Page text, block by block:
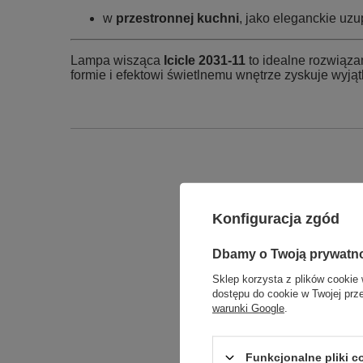
w przestronnej kuchni, jako eleganckie
Lampa wisząca Icicle 2031‑11 to idealne
formie i efektowi świetlnemu wnętrze zyskuje
Konfiguracja zgód
Dbamy o Twoją
Sklep korzysta z plików cookie
dostępu do cookie w Twojej
warunki Google
Funkcjonalne pliki